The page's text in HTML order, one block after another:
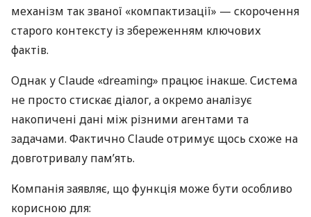
механізм так званої «компактизації» — скорочення
старого контексту із збереженням ключових
фактів.
Однак у Claude «dreaming» працює інакше. Система
не просто стискає діалог, а окремо аналізує
накопичені дані між різними агентами та
задачами. Фактично Claude отримує щось схоже на
довготривалу пам’ять.
Компанія заявляє, що функція може бути особливо
корисною для: